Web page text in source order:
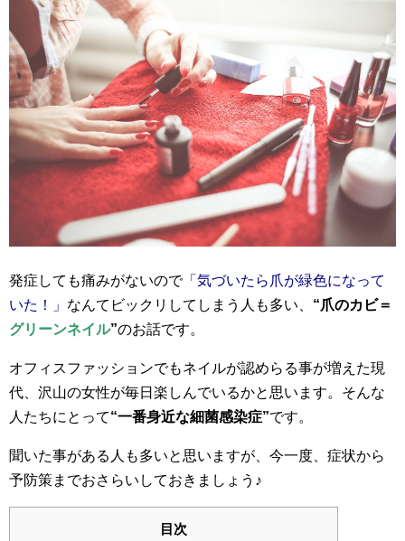
発症しても痛みがないので「気づいたら爪が緑色になって
いた！」 なんてビックリしてしまう人も多い、 “爪のカビ＝
グリーンネイル”のお話です。
オフィスファッションでもネイルが認めらる事が増えた現
代、沢山の女性が毎日楽しんでいるかと思います。そんな
人たちにとって“一番身近な細菌感染症”です。
聞いた事がある人も多いと思いますが、今一度、症状から
予防策までおさらいしておきましょう♪
目次